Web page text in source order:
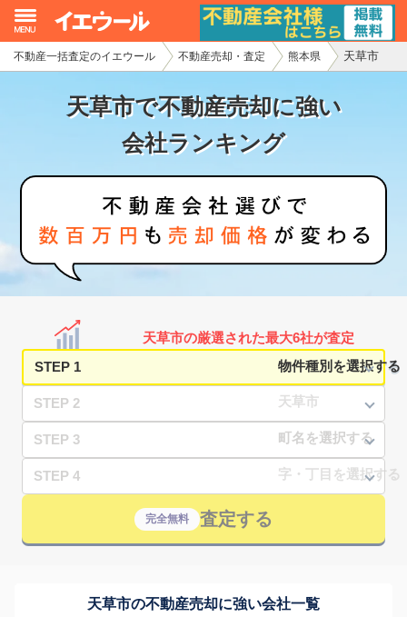
不動産一括査定のイエウール 不動産売却・査定 熊本県 天草市
天草市で不動産売却に強い
会社ランキング
天草市の厳選された最大6社が査定
STEP 1
STEP 2
STEP 3
STEP 4
完全無料 査定する
天草市の不動産売却に強い会社一覧
イエウール加盟希望の不動産会社様
初めての方へ
不動産の売却・一括査定
家査定シミュレーター
お問い合わせ